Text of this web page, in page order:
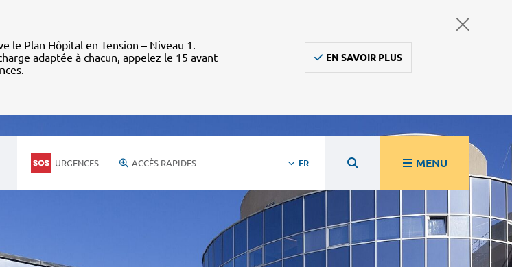
le Plan Hôpital en Tension – Niveau 1.
adaptée à chacun, appelez le 15 avant
EN SAVOIR PLUS
URGENCES ACCÈS RAPIDES FR MENU